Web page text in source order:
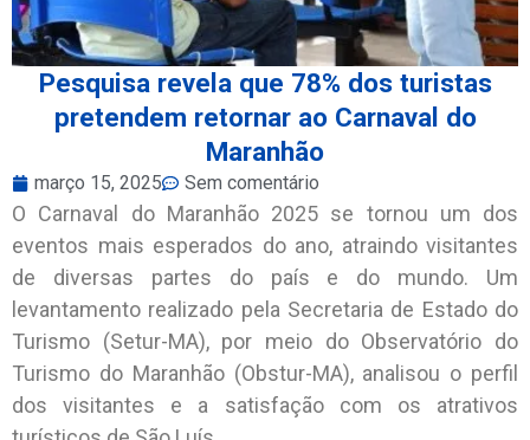
Pesquisa revela que 78% dos turistas
pretendem retornar ao Carnaval do
Maranhão
março 15, 2025 Sem comentário
O Carnaval do Maranhão 2025 se tornou um dos
eventos mais esperados do ano, atraindo visitantes
de diversas partes do país e do mundo. Um
levantamento realizado pela Secretaria de Estado do
Turismo (Setur-MA), por meio do Observatório do
Turismo do Maranhão (Obstur-MA), analisou o perfil
dos visitantes e a satisfação com os atrativos